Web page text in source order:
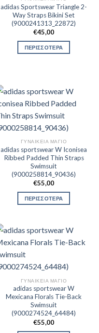
adidas Sportswear Triangle 2-
Way Straps Bikini Set
(9000241313_22872)
€45,00
ΠΕΡΙΣΣΟΤΕΡΑ
ΓΥΝΑΙΚΕΊΑ ΜΑΓΙΌ
adidas sportswear W Iconisea
Ribbed Padded Thin Straps
Swimsuit
(9000258814_90436)
€55,00
ΠΕΡΙΣΣΟΤΕΡΑ
ΓΥΝΑΙΚΕΊΑ ΜΑΓΙΌ
adidas sportswear W
Mexicana Florals Tie-Back
Swimsuit
(9000274524_64484)
€55,00